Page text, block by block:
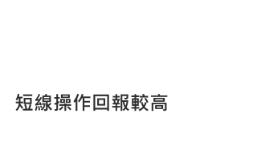
短線操作回報較高